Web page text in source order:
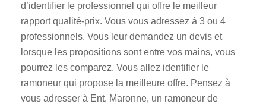
d’identifier le professionnel qui offre le meilleur
rapport qualité-prix. Vous vous adressez à 3 ou 4
professionnels. Vous leur demandez un devis et
lorsque les propositions sont entre vos mains, vous
pourrez les comparez. Vous allez identifier le
ramoneur qui propose la meilleure offre. Pensez à
vous adresser à Ent. Maronne, un ramoneur de